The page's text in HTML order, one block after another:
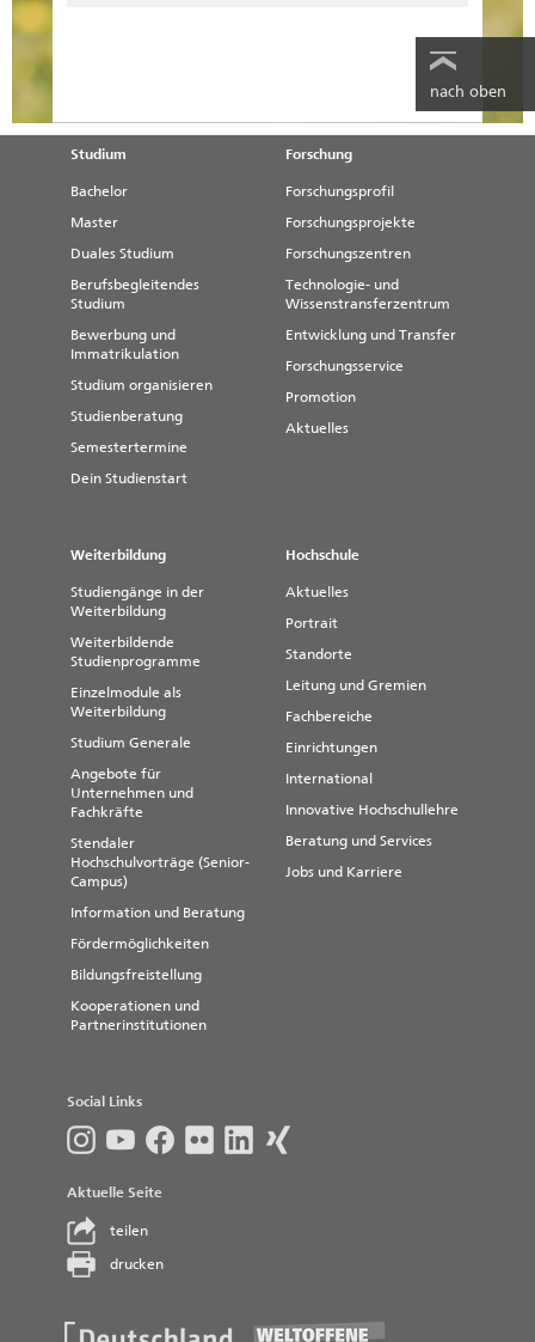
nach oben
Studium
Bachelor
Master
Duales Studium
Berufsbegleitendes
Studium
Bewerbung und
Immatrikulation
Studium organisieren
Studienberatung
Semestertermine
Dein Studienstart
Forschung
Forschungsprofil
Forschungsprojekte
Forschungszentren
Technologie- und
Wissenstransferzentrum
Entwicklung und Transfer
Forschungsservice
Promotion
Aktuelles
Weiterbildung
Studiengänge in der
Weiterbildung
Weiterbildende
Studienprogramme
Einzelmodule als
Weiterbildung
Studium Generale
Angebote für
Unternehmen und
Fachkräfte
Stendaler
Hochschulvorträge (Senior-
Campus)
Information und Beratung
Fördermöglichkeiten
Bildungsfreistellung
Kooperationen und
Partnerinstitutionen
Hochschule
Aktuelles
Portrait
Standorte
Leitung und Gremien
Fachbereiche
Einrichtungen
International
Innovative Hochschullehre
Beratung und Services
Jobs und Karriere
Social Links
Aktuelle Seite
teilen
drucken